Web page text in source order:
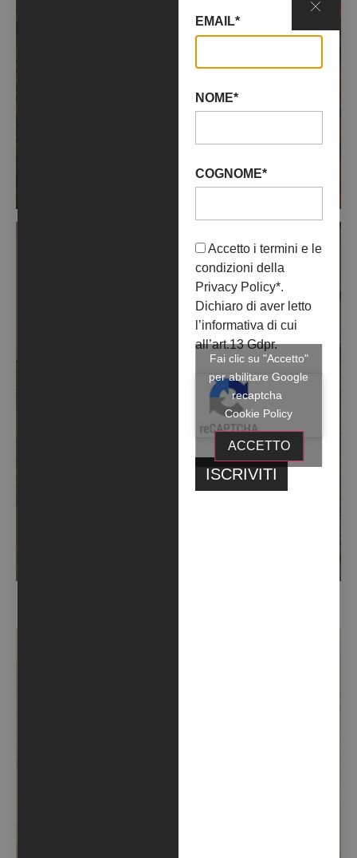
EMAIL*
NOME*
COGNOME*
Accetto i termini e le
condizioni della
Privacy Policy*.
Dichiaro di aver letto
l’informativa di cui
all’art.13 Gdpr.
Fai clic su "Accetto"
per abilitare Google
recaptcha
Cookie Policy
ACCETTO